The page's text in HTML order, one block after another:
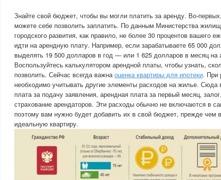
Знайте свой бюджет, чтобы вы могли платить за аренду. Во-
можете себе позволить заплатить. По данным Министерства
городского развития, как правило, не более 30 процентов вашего
идти на арендную плату. Например, если зарабатываете 65 000
выделять 19 500 долларов в год — или 1 625 долларов в месяц на
Воспользуйтесь калькулятором арендной платы, чтобы узнать,
позволить. Сейчас всегда важнаоценка квартиры для ипотеки. При
необходимо учитывать другие элементы расходов на жилье. Сюда
плата за подачу заявления, арендная плата за первый месяц,
страхование арендаторов. Эти расходы обычно не включаются в
поэтому вам нужно будет добавить их в свой бюджет, прежде чем
идеальную квартиру.